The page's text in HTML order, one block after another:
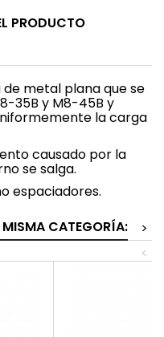
PRODUCTO
de metal plana que se
35B y M8-45B y
la carga
causado por la
se salga.
espaciadores.
CATEGORÍA:
>
<